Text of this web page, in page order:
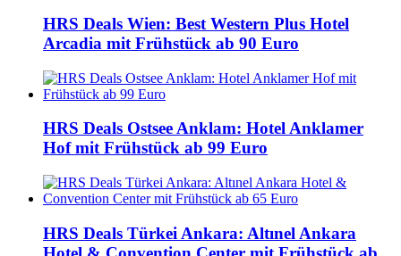
HRS Deals Wien: Best Western Plus Hotel
Arcadia mit Frühstück ab 90 Euro
HRS Deals Ostsee Anklam: Hotel Anklamer
Hof mit Frühstück ab 99 Euro
HRS Deals Türkei Ankara: Altınel Ankara